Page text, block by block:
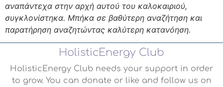
αναπάντεχα στην αρχή αυτού του καλοκαιριού,
συγκλονίστηκα. Μπήκα σε βαθύτερη αναζήτηση και
παρατήρηση αναζητώντας καλύτερη κατανόηση.
HolisticEnergy Club
HolisticEnergy Club needs your support in order
to grow. You can donate or like and follow us on